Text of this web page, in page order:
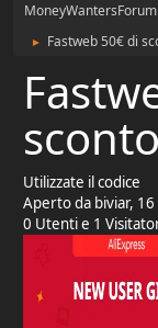
MoneyWantersForum
► Fastweb 50€ di
sconto
Utilizzate il codice
Aperto da biviar,
0 Utenti e 1